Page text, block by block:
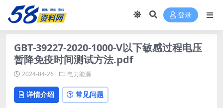
登录
GBT-39227-2020-1000-V以下敏感过程电压
暂降免疫时间测试方法.pdf
2024-04-26 电力能源
详情介绍 常见问题